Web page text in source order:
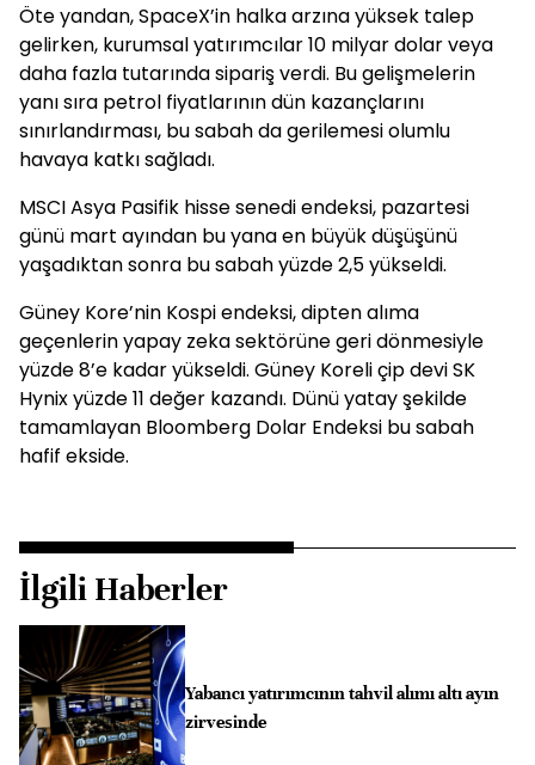
Öte yandan, SpaceX’in halka arzına yüksek talep
gelirken, kurumsal yatırımcılar 10 milyar dolar veya
daha fazla tutarında sipariş verdi. Bu gelişmelerin
yanı sıra petrol fiyatlarının dün kazançlarını
sınırlandırması, bu sabah da gerilemesi olumlu
havaya katkı sağladı.
MSCI Asya Pasifik hisse senedi endeksi, pazartesi
günü mart ayından bu yana en büyük düşüşünü
yaşadıktan sonra bu sabah yüzde 2,5 yükseldi.
Güney Kore’nin Kospi endeksi, dipten alıma
geçenlerin yapay zeka sektörüne geri dönmesiyle
yüzde 8’e kadar yükseldi. Güney Koreli çip devi SK
Hynix yüzde 11 değer kazandı. Dünü yatay şekilde
tamamlayan Bloomberg Dolar Endeksi bu sabah
hafif ekside.
İlgili Haberler
Yabancı yatırımcının tahvil alımı altı ayın
zirvesinde